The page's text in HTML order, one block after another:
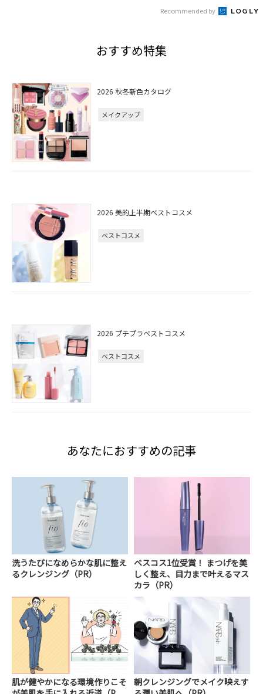
Recommended by
おすすめ特集
2026 秋冬新色カタログ
メイクアップ
2026 美的上半期ベストコスメ
ベストコスメ
2026 プチプラベストコスメ
ベストコスメ
あなたにおすすめの記事
洗うたびになめらかな肌に整え
るクレンジング（PR）
ベスコス1位受賞！ まつげを美
しく整え、目力まで叶えるマス
カラ（PR）
肌が健やかになる環境作りこそ
朝クレンジングでメイク映えす